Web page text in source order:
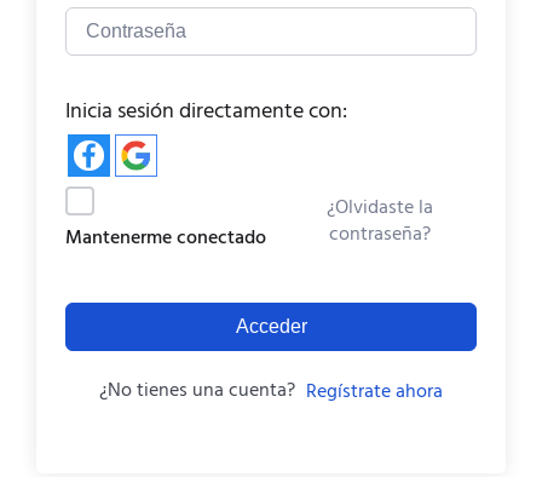
Inicia sesión directamente con:
Mantenerme conectado
¿Olvidaste la
contraseña?
Acceder
¿No tienes una cuenta? Regístrate ahora